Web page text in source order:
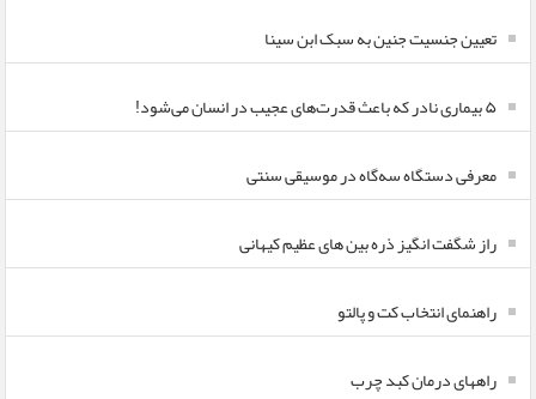
تعیین جنسیت جنین به سبک ابن سینا
۵ بیماری نادر که باعث قدرت‌های عجیب در انسان می‌شود!
معرفی دستگاه سه‌گاه در موسیقی سنتی
راز شگفت انگیز ذره بین های عظیم کیهانی
راهنمای انتخاب کت و پالتو
راههای درمان کبد چرب